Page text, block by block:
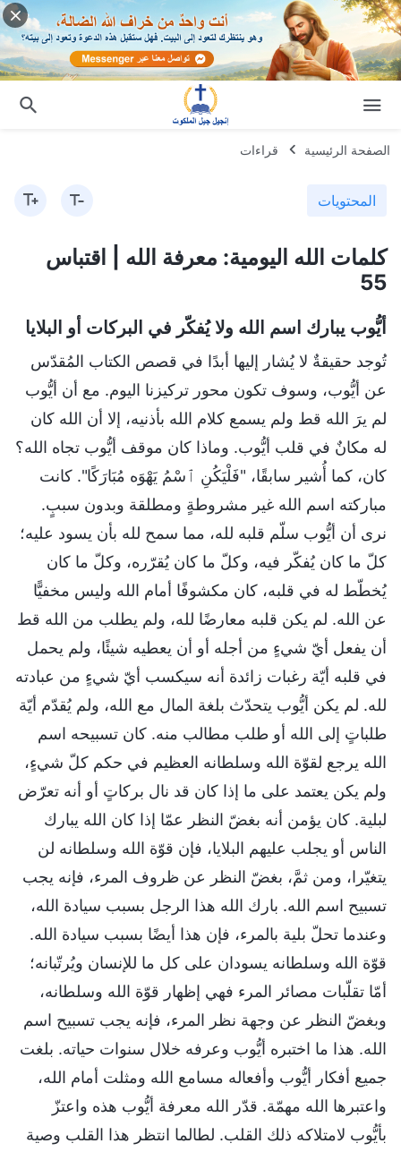
الصفحة الرئيسية قراءات
المحتويات
كلمات الله اليومية: معرفة الله | اقتباس
55
أيُّوب يبارك اسم الله ولا يُفكّر في البركات أو البلايا
تُوجد حقيقةٌ لا يُشار إليها أبدًا في قصص الكتاب المُقدّس
عن أيُّوب، وسوف تكون محور تركيزنا اليوم. مع أن أيُّوب
لم يرَ الله قط ولم يسمع كلام الله بأذنيه، إلا أن الله كان
له مكانٌ في قلب أيُّوب. وماذا كان موقف أيُّوب تجاه الله؟
كان، كما أُشير سابقًا، "فَلْيَكُنِ ٱسْمُ يَهْوَه مُبَارَكًا". كانت
مباركته اسم الله غير مشروطةٍ ومطلقة وبدون سببٍ.
نرى أن أيُّوب سلّم قلبه لله، مما سمح لله بأن يسود عليه؛
كلّ ما كان يُفكّر فيه، وكلّ ما كان يُقرّره، وكلّ ما كان
يُخطّط له في قلبه، كان مكشوفًا أمام الله وليس مخفيًّا
عن الله. لم يكن قلبه معارضًا لله، ولم يطلب من الله قط
أن يفعل أيّ شيءٍ من أجله أو أن يعطيه شيئًا، ولم يحمل
في قلبه أيّة رغبات زائدة أنه سيكسب أيّ شيءٍ من عبادته
لله. لم يكن أيُّوب يتحدّث بلغة المال مع الله، ولم يُقدّم أيّة
طلباتٍ إلى الله أو طلب مطالب منه. كان تسبيحه اسم
الله يرجع لقوّة الله وسلطانه العظيم في حكم كلّ شيءٍ،
ولم يكن يعتمد على ما إذا كان قد نال بركاتٍ أو أنه تعرّض
لبلية. كان يؤمن أنه بغضّ النظر عمّا إذا كان الله يبارك
الناس أو يجلب عليهم البلايا، فإن قوّة الله وسلطانه لن
يتغيّرا، ومن ثمَّ، بغضّ النظر عن ظروف المرء، فإنه يجب
تسبيح اسم الله. بارك الله هذا الرجل بسبب سيادة الله،
وعندما تحلّ بلية بالمرء، فإن هذا أيضًا بسبب سيادة الله.
قوّة الله وسلطانه يسودان على كل ما للإنسان ويُرتّبانه؛
أمّا تقلّبات مصائر المرء فهي إظهار قوّة الله وسلطانه،
وبغضّ النظر عن وجهة نظر المرء، فإنه يجب تسبيح اسم
الله. هذا ما اختبره أيُّوب وعرفه خلال سنوات حياته. بلغت
جميع أفكار أيُّوب وأفعاله مسامع الله ومثلت أمام الله،
واعتبرها الله مهمّة. قدّر الله معرفة أيُّوب هذه واعتزّ
بأيُّوب لامتلاكه ذلك القلب. لطالما انتظر هذا القلب وصية